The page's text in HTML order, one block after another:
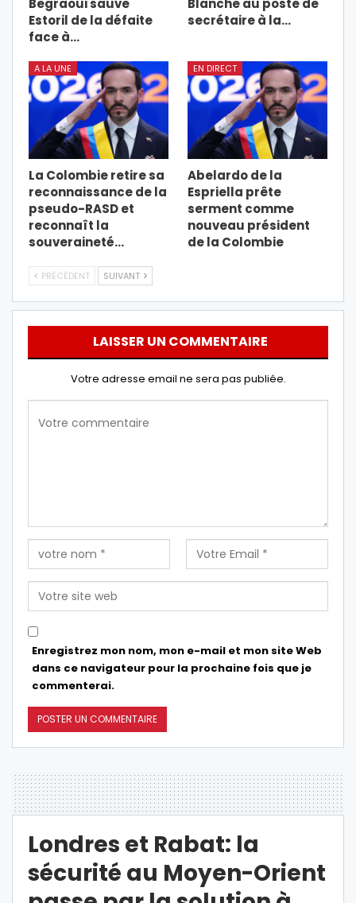
Estoril de la défaite
face à…
secrétaire à la…
A LA UNE
La Colombie retire sa
reconnaissance de la
pseudo-RASD et
reconnaît la
souveraineté…
EN DIRECT
Abelardo de la
Espriella prête
serment comme
nouveau président
de la Colombie
PRÉCÉDENT SUIVANT
LAISSER UN COMMENTAIRE
Votre adresse email ne sera pas publiée.
Enregistrez mon nom, mon e-mail et mon site Web
dans ce navigateur pour la prochaine fois que je
commenterai.
Londres et Rabat: la
sécurité au Moyen-Orient